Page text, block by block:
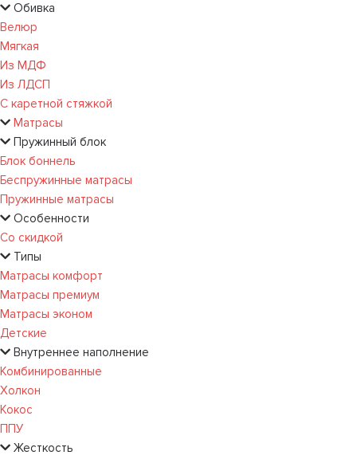
Обивка
Велюр
Мягкая
Из МДФ
Из ЛДСП
С каретной стяжкой
Матрасы
Пружинный блок
Блок боннель
Беспружинные матрасы
Пружинные матрасы
Особенности
Со скидкой
Типы
Матрасы комфорт
Матрасы премиум
Матрасы эконом
Детские
Внутреннее наполнение
Комбинированные
Холкон
Кокос
ППУ
Жесткость